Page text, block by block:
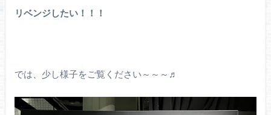
リベンジしたい！！！
では、少し様子をご覧ください～～～♬